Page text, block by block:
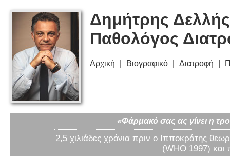
Δημήτρης
Παθολόγος
Αρχική Βιογραφικό Διατροφή
«Φάρμακό σας ας γίνει η
2,5 χιλιάδες χρόνια πριν ο Ιπποκράτης
(WHO 1997) και